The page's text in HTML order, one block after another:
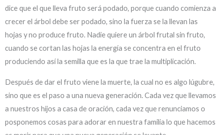
dice que el que lleva fruto será podado, porque cuando comienza a
crecer el árbol debe ser podado, sino la fuerza se la llevan las
hojas y no produce fruto. Nadie quiere un árbol frutal sin fruto,
cuando se cortan las hojas la energía se concentra en el fruto
produciendo así la semilla que es la que trae la multiplicación.
Después de dar el fruto viene la muerte, la cual no es algo lúgubre,
sino que es el paso a una nueva generación. Cada vez que llevamos
a nuestros hijos a casa de oración, cada vez que renunciamos o
posponemos cosas para adorar en nuestra familia lo que hacemos